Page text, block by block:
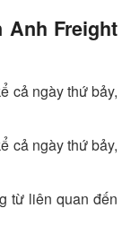
Anh Freight
cả ngày thứ bảy,
cả ngày thứ bảy,
từ liên quan đến